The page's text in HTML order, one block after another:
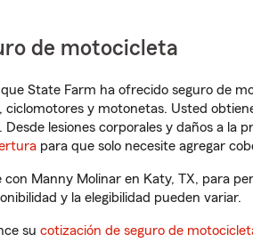
de motocicleta
que State Farm ha ofrecido seguro de
ciclomotores y motonetas. Usted
Desde lesiones corporales y daños a la
para que solo necesite agregar
con Manny Molinar en Katy, TX, para
y la elegibilidad pueden variar.
su cotización de seguro de